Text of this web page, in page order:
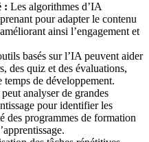
: Les algorithmes d’IA
pour adapter le contenu
ainsi l’engagement et
basés sur l’IA peuvent aider
des quiz et des évaluations,
de développement.
analyser de grandes
pour identifier les
des programmes de formation